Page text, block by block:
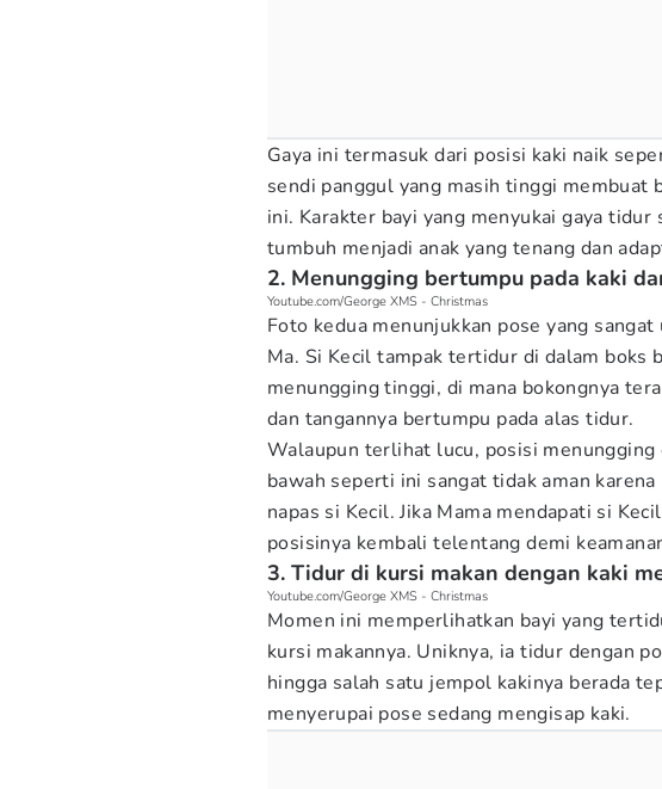
Gaya ini termasuk dari posisi kaki naik
sendi panggul yang masih tinggi membuat
ini. Karakter bayi yang menyukai gaya
tumbuh menjadi anak yang tenang dan
2. Menungging bertumpu pada kaki
Youtube.com/George XMS - Christmas
Foto kedua menunjukkan pose yang
Ma. Si Kecil tampak tertidur di dalam boks
menungging tinggi, di mana bokongnya
dan tangannya bertumpu pada alas tidur.
Walaupun terlihat lucu, posisi menungging
bawah seperti ini sangat tidak aman
napas si Kecil. Jika Mama mendapati si
posisinya kembali telentang demi
3. Tidur di kursi makan dengan kaki
Youtube.com/George XMS - Christmas
Momen ini memperlihatkan bayi yang
kursi makannya. Uniknya, ia tidur dengan
hingga salah satu jempol kakinya berada
menyerupai pose sedang mengisap kaki.